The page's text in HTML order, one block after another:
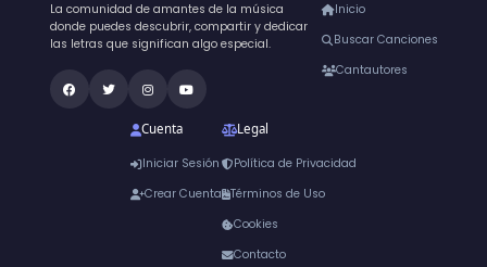
La comunidad de amantes de la música
donde puedes descubrir, compartir y dedicar
las letras que significan algo especial.
Inicio
Buscar Canciones
Cantautores
Cuenta
Iniciar Sesión
Crear Cuenta
Legal
Política de Privacidad
Términos de Uso
Cookies
Contacto